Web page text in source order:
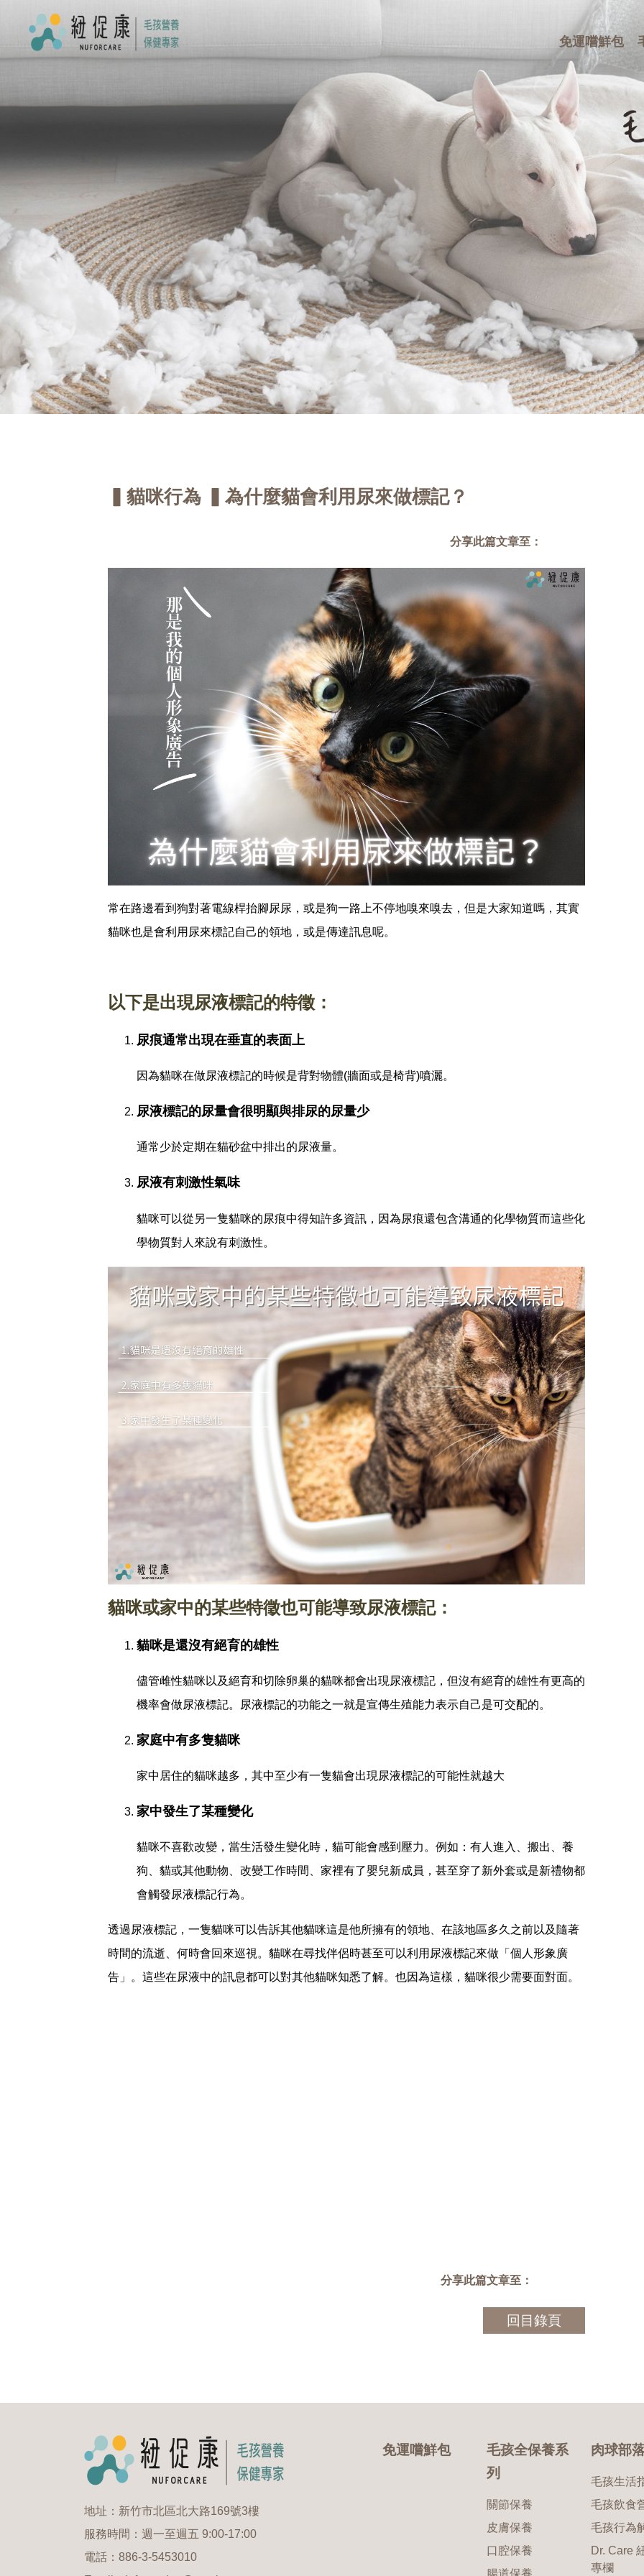
免運嚐鮮包
▍貓咪行為 ▍為什麼貓會利用尿來做標記？
分享此篇文章至：
常在路邊看到狗對著電線桿抬腳尿尿，或是狗一路上不停地嗅來嗅去，但是大家知道嗎，其實
貓咪也是會利用尿來標記自己的領地，或是傳達訊息呢。
以下是出現尿液標記的特徵：
尿痕通常出現在垂直的表面上
因為貓咪在做尿液標記的時候是背對物體(牆面或是椅背)噴灑。
尿液標記的尿量會很明顯與排尿的尿量少
通常少於定期在貓砂盆中排出的尿液量。
尿液有刺激性氣味
貓咪可以從另一隻貓咪的尿痕中得知許多資訊，因為尿痕還包含溝通的化學物質而這些化
學物質對人來說有刺激性。
貓咪或家中的某些特徵也可能導致尿液標記：
貓咪是還沒有絕育的雄性
儘管雌性貓咪以及絕育和切除卵巢的貓咪都會出現尿液標記，但沒有絕育的雄性有更高的
機率會做尿液標記。尿液標記的功能之一就是宣傳生殖能力表示自己是可交配的。
家庭中有多隻貓咪
家中居住的貓咪越多，其中至少有一隻貓會出現尿液標記的可能性就越大
家中發生了某種變化
貓咪不喜歡改變，當生活發生變化時，貓可能會感到壓力。例如：有人進入、搬出、養
狗、貓或其他動物、改變工作時間、家裡有了嬰兒新成員，甚至穿了新外套或是新禮物都
會觸發尿液標記行為。
透過尿液標記，一隻貓咪可以告訴其他貓咪這是他所擁有的領地、在該地區多久之前以及隨著
時間的流逝、何時會回來巡視。 貓咪在尋找伴侶時甚至可以利用尿液標記來做「個人形象廣
告」。這些在尿液中的訊息都可以對其他貓咪知悉了解。也因為這樣，貓咪很少需要面對面。
分享此篇文章至：
回目錄頁
地址：新竹市北區北大路169號3樓
服務時間：週一至週五 9:00-17:00
電話：886-3-5453010
免運嚐鮮包
毛孩全保養系
列
關節保養
皮膚保養
口腔保養
腸道保養
肉球部
毛孩生活
毛孩飲食
毛孩行為
Dr. Care
專欄